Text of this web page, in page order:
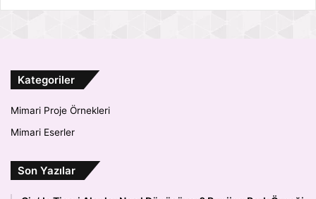
Kategoriler
Mimari Proje Örnekleri
Mimari Eserler
Son Yazılar